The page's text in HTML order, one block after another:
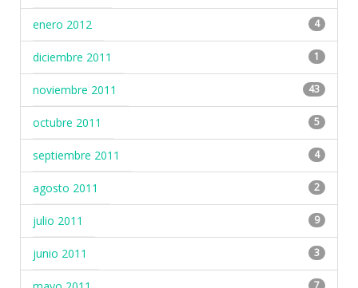
enero 2012 4
diciembre 2011 1
noviembre 2011 43
octubre 2011 5
septiembre 2011 4
agosto 2011 2
julio 2011 9
junio 2011 3
7